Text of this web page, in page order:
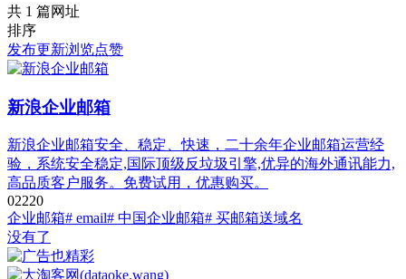
共 1 篇网址
排序
发布更新浏览点赞
新浪企业邮箱
新浪企业邮箱安全、稳定、快速，二十余年企业邮箱运营经
验，系统安全稳定,国际顶级反垃圾引擎,优异的海外通讯能力,
高品质客户服务。免费试用，优惠购买。
02220
企业邮箱# email# 中国企业邮箱# 买邮箱送域名
没有了